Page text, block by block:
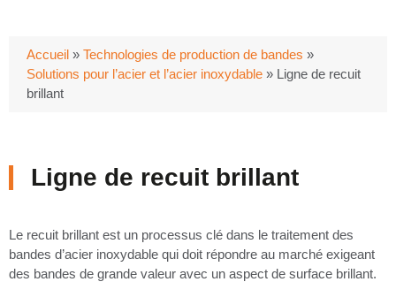
Accueil » Technologies de production de bandes »
Solutions pour l’acier et l’acier inoxydable » Ligne de recuit
brillant
Ligne de recuit brillant
Le recuit brillant est un processus clé dans le traitement des
bandes d’acier inoxydable qui doit répondre au marché exigeant
des bandes de grande valeur avec un aspect de surface brillant.